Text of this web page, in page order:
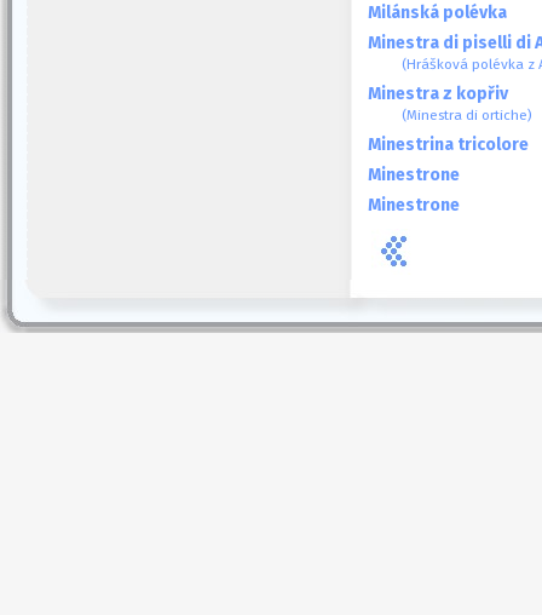
Milánská polévka
Minestra di piselli di
(Hrášková polévka z
Minestra z kopřiv
(Minestra di ortiche)
Minestrina tricolore
Minestrone
Minestrone